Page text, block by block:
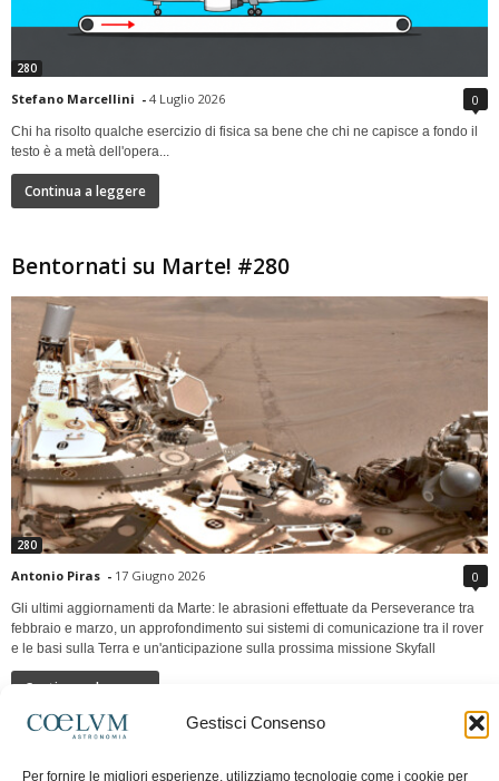
Gestisci Consenso
Per fornire le migliori esperienze, utilizziamo tecnologie come i cookie per
280
Stefano Marcellini - 4 Luglio 2026 0
Chi ha risolto qualche esercizio di fisica sa bene che chi ne capisce a fondo il
testo è a metà dell'opera...
Continua a leggere
Bentornati su Marte! #280
280
Antonio Piras - 17 Giugno 2026 0
Gli ultimi aggiornamenti da Marte: le abrasioni effettuate da Perseverance tra
febbraio e marzo, un approfondimento sui sistemi di comunicazione tra il rover
e le basi sulla Terra e un'anticipazione sulla prossima missione Skyfall
Continua a leggere